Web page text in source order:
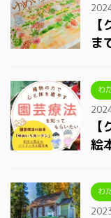
ま
わ
絵
わ